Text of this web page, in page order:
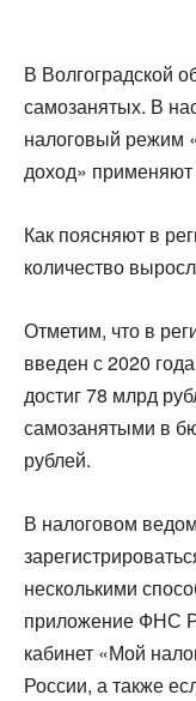
В Волгоградской
самозанятых. В
налоговый режим
доход»
Как поясняют в
количество
Отметим, что в
введен с 2020
достиг 78 млрд
самозанятыми в
рублей.
В налоговом
несколькими
приложение ФНС
кабинет «Мой
России, а также